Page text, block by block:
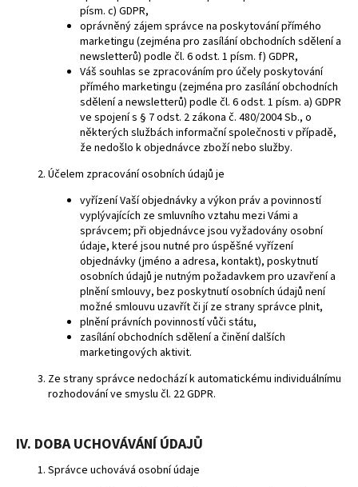
písm. c) GDPR,
oprávněný zájem správce na poskytování přímého
marketingu (zejména pro zasílání obchodních sdělení a
newsletterů) podle čl. 6 odst. 1 písm. f) GDPR,
Váš souhlas se zpracováním pro účely poskytování
přímého marketingu (zejména pro zasílání obchodních
sdělení a newsletterů) podle čl. 6 odst. 1 písm. a) GDPR
ve spojení s § 7 odst. 2 zákona č. 480/2004 Sb., o
některých službách informační společnosti v případě,
že nedošlo k objednávce zboží nebo služby.
Účelem zpracování osobních údajů je
vyřízení Vaší objednávky a výkon práv a povinností
vyplývajících ze smluvního vztahu mezi Vámi a
správcem; při objednávce jsou vyžadovány osobní
údaje, které jsou nutné pro úspěšné vyřízení
objednávky (jméno a adresa, kontakt), poskytnutí
osobních údajů je nutným požadavkem pro uzavření a
plnění smlouvy, bez poskytnutí osobních údajů není
možné smlouvu uzavřít či jí ze strany správce plnit,
plnění právních povinností vůči státu,
zasílání obchodních sdělení a činění dalších
marketingových aktivit.
Ze strany správce nedochází k automatickému individuálnímu
rozhodování ve smyslu čl. 22 GDPR.
IV. DOBA UCHOVÁVÁNÍ ÚDAJŮ
Správce uchovává osobní údaje